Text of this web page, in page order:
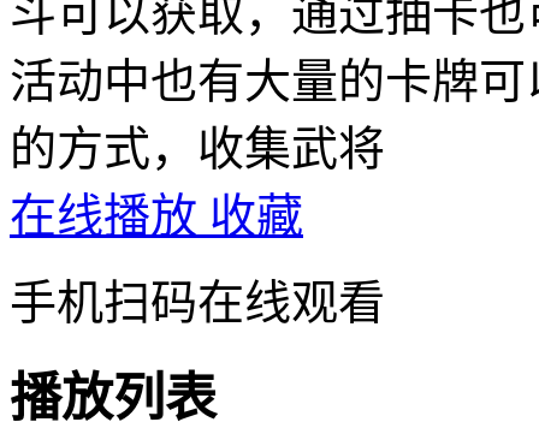
斗可以获取，通过抽卡
活动中也有大量的卡牌
的方式，收集武将
在线播放 收藏
手机扫码在线观看
播放列表